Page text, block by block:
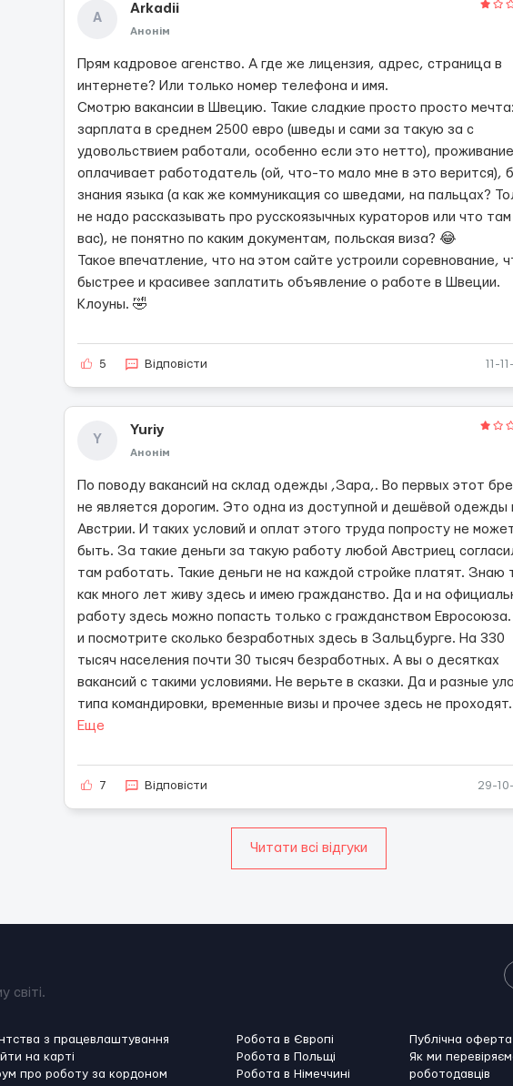
A
Arkadii
Анонім
Прям кадровое агенство. А где же лицензия, адрес, страница в
интернете? Или только номер телефона и имя.
Смотрю вакансии в Швецию. Такие сладкие просто просто мечта:
зарплата в среднем 2500 евро (шведы и сами за такую за с
удовольствием работали, особенно если это нетто), проживание
оплачивает работодатель (ой, что-то мало мне в это верится),
знания языка (а как же коммуникация со шведами, на пальцах?
не надо рассказывать про русскоязычных кураторов или что там
вас), не понятно по каким документам, польская виза? 😂
Такое впечатление, что на этом сайте устроили соревнование,
быстрее и красивее заплатить объявление о работе в Швеции.
Клоуны. 🤣
5 Відповісти 11-
Y
Yuriy
Анонім
По поводу вакансий на склад одежды ,Зара,. Во первых этот
не является дорогим. Это одна из доступной и дешёвой одежды
Австрии. И таких условий и оплат этого труда попросту не
быть. За такие деньги за такую работу любой Австриец
там работать. Такие деньги не на каждой стройке платят. Знаю
как много лет живу здесь и имею гражданство. Да и на
работу здесь можно попасть только с гражданством
и посмотрите сколько безработных здесь в Зальцбурге. На 330
тысяч населения почти 30 тысяч безработных. А вы о десятках
вакансий с такими условиями. Не верьте в сказки. Да и разные
типа командировки, временные визы и прочее здесь не проходят.
Еще
7 Відповісти 29-
Читати всі відгуки
світі.
з працевлаштування
на карті
про роботу за кордоном
Робота в Європі
Робота в Польщі
Робота в Німеччині
Публічна оферта
Як ми
роботодавців